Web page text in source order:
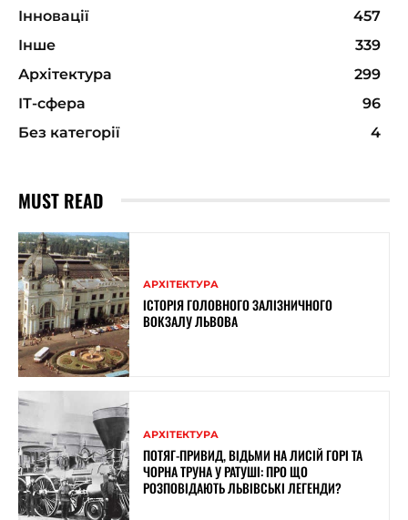
Інновації
457
Інше
339
Архітектура
299
ІТ-сфера
96
Без категорії
4
MUST READ
АРХІТЕКТУРА
ІСТОРІЯ ГОЛОВНОГО ЗАЛІЗНИЧНОГО
ВОКЗАЛУ ЛЬВОВА
АРХІТЕКТУРА
ПОТЯГ-ПРИВИД, ВІДЬМИ НА ЛИСІЙ ГОРІ ТА
ЧОРНА ТРУНА У РАТУШІ: ПРО ЩО
РОЗПОВІДАЮТЬ ЛЬВІВСЬКІ ЛЕГЕНДИ?